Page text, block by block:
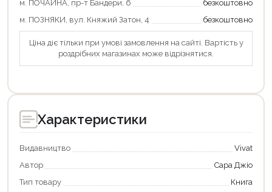
м. ПОЧАЙНА, пр-т Бандери, 6
безкоштовно
м. ПОЗНЯКИ, вул. Княжий Затон, 4
безкоштовно
Ціна діє тільки при умові замовлення на сайті. Вартість у
роздрібних магазинах може відрізнятися.
Характеристики
Видавництво
Vivat
Автор
Сара Джіо
Тип товару
Книга